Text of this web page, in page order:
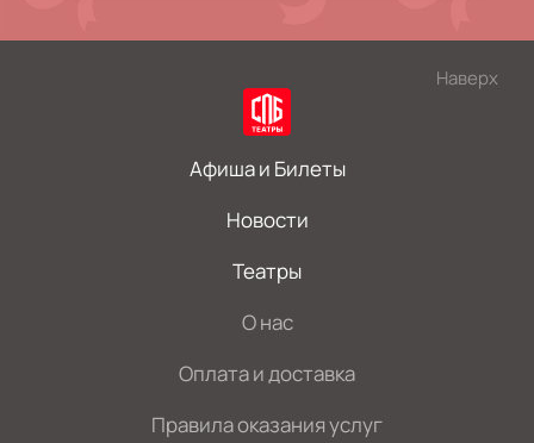
Наверх
Афиша и Билеты
Новости
Театры
О нас
Оплата и доставка
Правила оказания услуг